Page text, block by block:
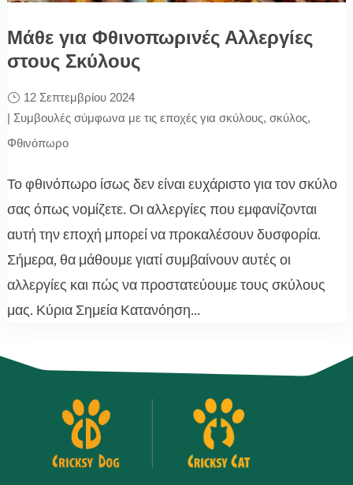
Μάθε για Φθινοπωρινές Αλλεργίες
στους Σκύλους
12 Σεπτεμβρίου 2024
| Συμβουλές σύμφωνα με τις εποχές για σκύλους, σκύλος,
Φθινόπωρο
Το φθινόπωρο ίσως δεν είναι ευχάριστο για τον σκύλο
σας όπως νομίζετε. Οι αλλεργίες που εμφανίζονται
αυτή την εποχή μπορεί να προκαλέσουν δυσφορία.
Σήμερα, θα μάθουμε γιατί συμβαίνουν αυτές οι
αλλεργίες και πώς να προστατεύουμε τους σκύλους
μας. Κύρια Σημεία Κατανόηση...